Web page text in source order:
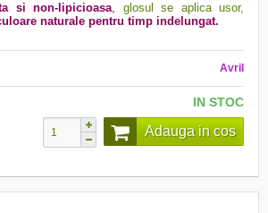
si non-lipicioasa, glosul se aplica usor,
naturale pentru timp indelungat.
Avril
IN STOC
Adauga in cos